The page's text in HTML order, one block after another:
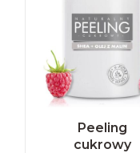
Peeling
cukrowy